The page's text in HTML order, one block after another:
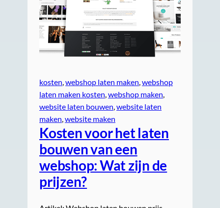
kosten webshop laten maken webshop
laten maken kosten webshop maken
website laten bouwen website laten
maken website maken
Kosten voor het laten
bouwen van een
webshop: Wat zijn de
prijzen?